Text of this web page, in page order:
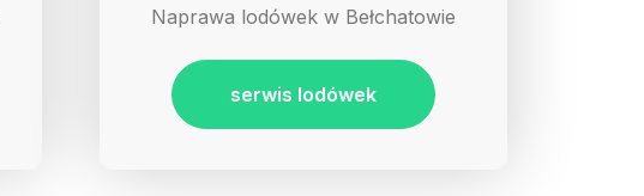
Naprawa lodówek w Bełchatowie
serwis lodówek